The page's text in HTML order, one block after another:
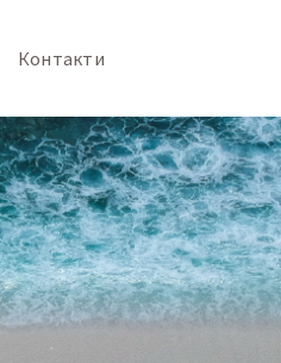
Контакти